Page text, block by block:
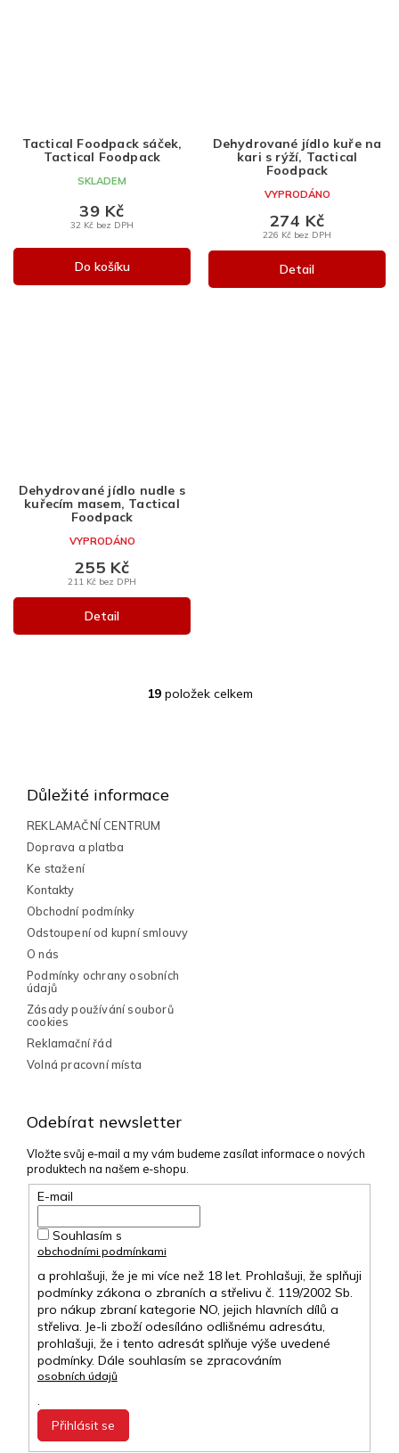
Tactical Foodpack sáček,
Tactical Foodpack
SKLADEM
32 Kč bez DPH
39 Kč
Do košíku
Dehydrované jídlo kuře na
kari s rýží, Tactical
Foodpack
VYPRODÁNO
226 Kč bez DPH
274 Kč
Detail
Dehydrované jídlo nudle s
kuřecím masem, Tactical
Foodpack
VYPRODÁNO
211 Kč bez DPH
255 Kč
Detail
O
19položek celkem
Odebírat newsletter
Vložte svůj e-mail a my vám budeme zasílat informace o nových
produktech na našem e-shopu.
E-mail
Souhlasím s
obchodními podmínkami
a prohlašuji, že je mi více než 18 let. Prohlašuji, že splňuji
podmínky zákona o zbraních a střelivu č. 119/2002 Sb.
pro nákup zbraní kategorie NO, jejich hlavních dílů a
střeliva. Je-li zboží odesíláno odlišnému adresátu,
prohlašuji, že i tento adresát splňuje výše uvedené
podmínky. Dále souhlasím se zpracováním
osobních údajů
.
Přihlásit se
Důležité informace
REKLAMAČNÍ CENTRUM
Doprava a platba
Ke stažení
Kontakty
Obchodní podmínky
Odstoupení od kupní smlouvy
O nás
Podmínky ochrany osobních
údajů
Zásady používání souborů
cookies
Reklamační řád
Volná pracovní místa